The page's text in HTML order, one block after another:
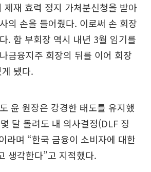
제재 효력 정지 가처분신청을 받아
의 손을 들어줬다. 이로써 손 회장
. 함 부회장 역시 내년 3월 임기를
금융지주 회장의 뒤를 이어 회장
됐다.
윤 원장은 강경한 태도를 유지했
달 돌려도 내 의사결정(DLF 징
라며 “한국 금융이 소비자에 대한
생각한다”고 지적했다.